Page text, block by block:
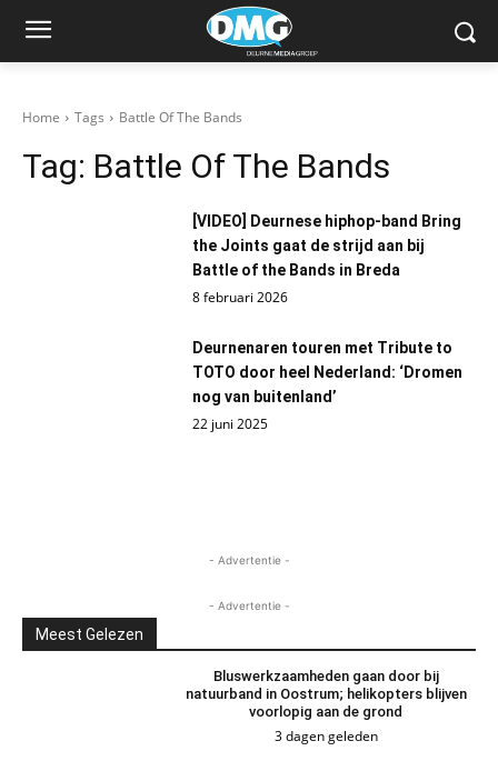
Home Tags Battle Of The Bands
Tag: Battle Of The Bands
[VIDEO] Deurnese hiphop-band Bring
the Joints gaat de strijd aan bij
Battle of the Bands in Breda
8 februari 2026
Deurnenaren touren met Tribute to
TOTO door heel Nederland: ‘Dromen
nog van buitenland’
22 juni 2025
- Advertentie -
- Advertentie -
Meest Gelezen
Bluswerkzaamheden gaan door bij
natuurband in Oostrum; helikopters blijven
voorlopig aan de grond
3 dagen geleden